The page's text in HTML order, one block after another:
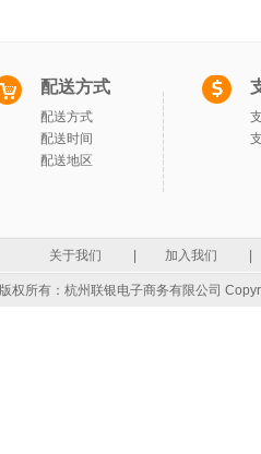
配送方式
配送方式
配送时间
配送地区
关于我们 加入我们
版权所有：杭州联银电子商务有限公司